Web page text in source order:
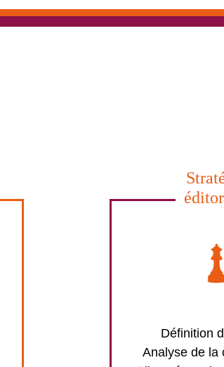
Définition
Analyse de la